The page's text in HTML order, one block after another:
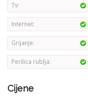
Tv:
Internet:
Grijanje:
Perilica rublja:
Cijene